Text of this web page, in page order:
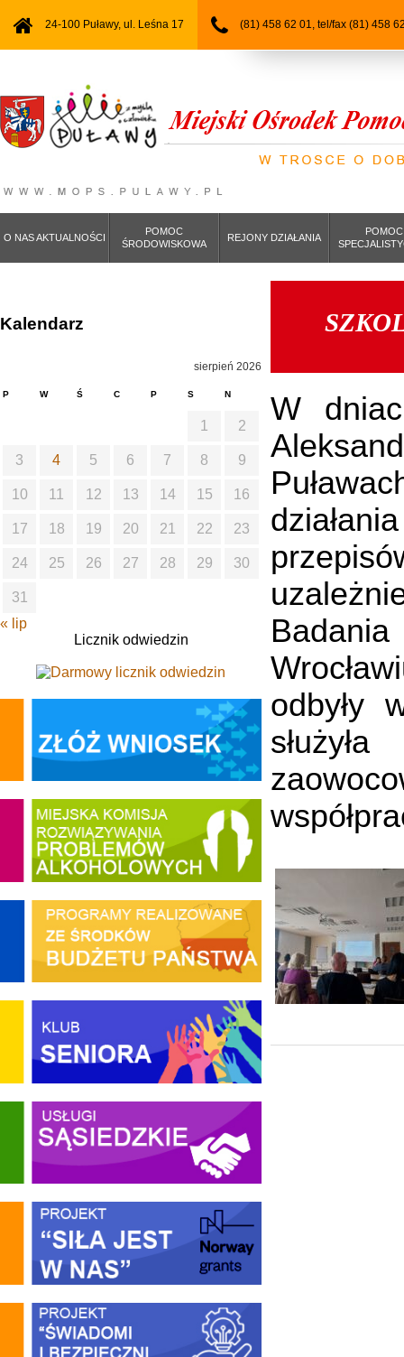
24-100 Puławy, ul. Leśna 17 (81) 458 62 01, tel/fax (81) 458
O NAS AKTUALNOŚCI
POMOC
ŚRODOWISKOWA
REJONY DZIAŁANIA
POMOC
W
odbyły
Kalendarz
sierpień 2026
P W Ś C P S N
1 2
3 4 5 6 7 8 9
10 11 12 13 14 15 16
17 18 19 20 21 22 23
24 25 26 27 28 29 30
31
« lip
Licznik odwiedzin